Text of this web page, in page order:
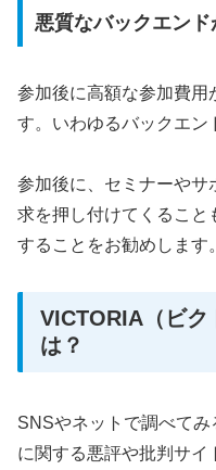
悪質なバックエンド
参加後に高額な参加費用
す。いわゆるバックエン
参加後に、セミナーやサ
求を押し付けてくること
することをお勧めします。
VICTORIA（ビク
は？
SNSやネットで調べてみ
に関する悪評や批判サイ